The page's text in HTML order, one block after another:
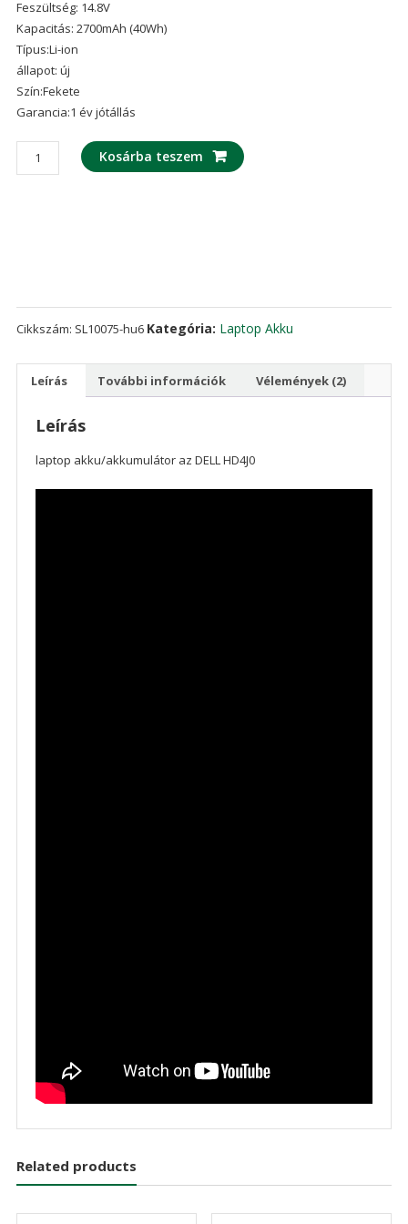
ből,
értékelés
alapján
Feszültség: 14.8V
Kapacitás: 2700mAh (40Wh)
Típus:Li-ion
állapot: új
Szín:Fekete
Garancia:1 év jótállás
laptop
akku/akkumulátor
Kosárba teszem
Cikkszám: SL10075-hu6 Kategória: Laptop Akku
Leírás További információk Vélemények (2)
Leírás
laptop akku/akkumulátor az DELL HD4J0
Related products